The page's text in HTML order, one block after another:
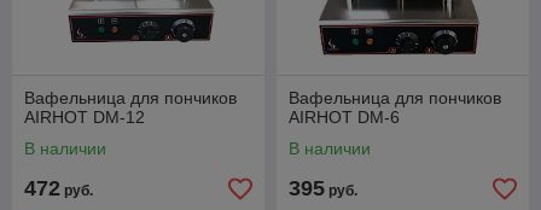
Вафельница для пончиков
AIRHOT DM-12
В наличии
472 руб.
Вафельница для пончиков
AIRHOT DM-6
В наличии
395 руб.